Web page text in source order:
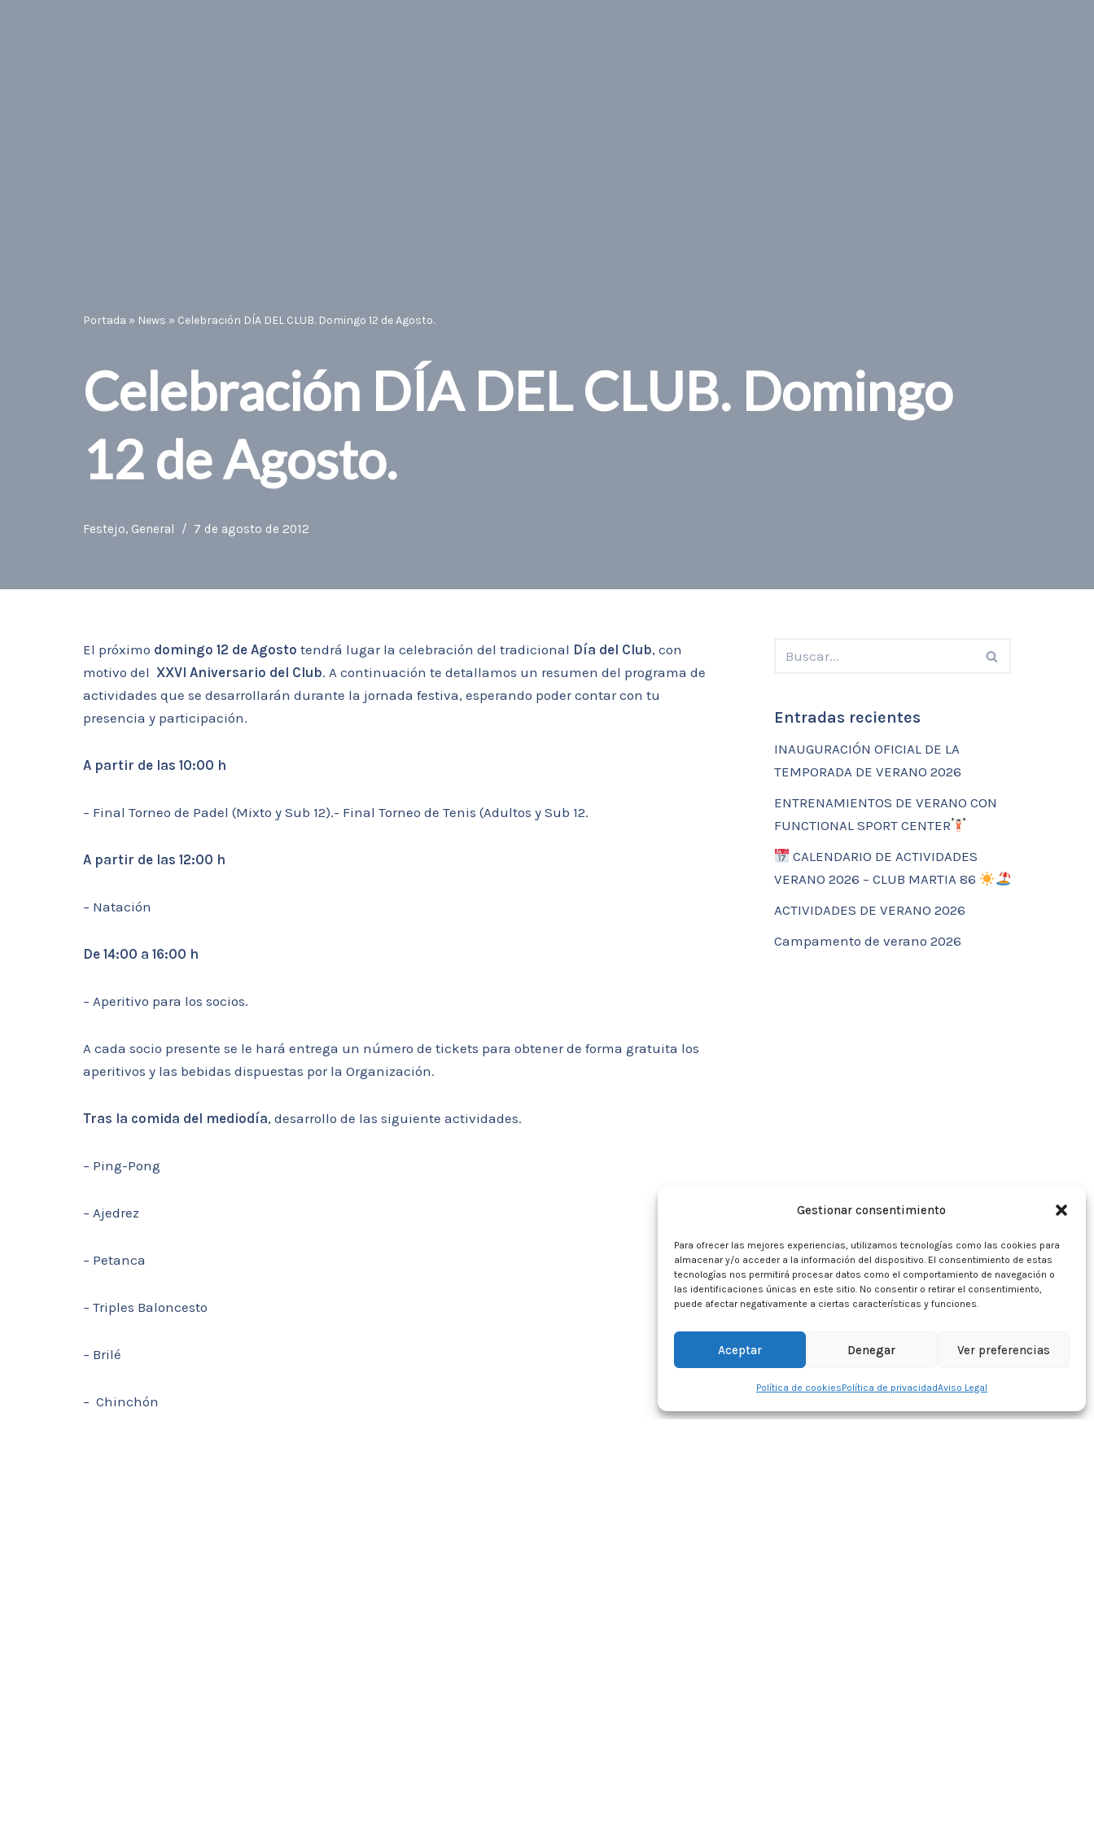
Gestionar consentimiento
Para ofrecer las mejores experiencias, utilizamos tecnologías como las cookies para
almacenar y/o acceder a la información del dispositivo. El consentimiento de estas
tecnologías nos permitirá procesar datos como el comportamiento de navegación o
las identificaciones únicas en este sitio. No consentir o retirar el consentimiento,
puede afectar negativamente a ciertas características y funciones.
Aceptar Denegar Ver preferencias
Política de cookiesPolítica de privacidadAviso Legal
Portada » News » Celebración DÍA DEL CLUB. Domingo 12 de Agosto.
Celebración DÍA DEL CLUB. Domingo
12 de Agosto.
Festejo, General 7 de agosto de 2012
El próximo domingo 12 de Agosto tendrá lugar la celebración del tradicional Día del Club, con
motivo del XXVI Aniversario del Club. A continuación te detallamos un resumen del programa de
actividades que se desarrollarán durante la jornada festiva, esperando poder contar con tu
presencia y participación.
A partir de las 10:00 h
– Final Torneo de Padel (Mixto y Sub 12).- Final Torneo de Tenis (Adultos y Sub 12.
A partir de las 12:00 h
– Natación
De 14:00 a 16:00 h
– Aperitivo para los socios.
A cada socio presente se le hará entrega un número de tickets para obtener de forma gratuita los
aperitivos y las bebidas dispuestas por la Organización.
Tras la comida del mediodía, desarrollo de las siguiente actividades.
– Ping-Pong
– Ajedrez
– Petanca
– Triples Baloncesto
– Brilé
– Chinchón
Entradas recientes
INAUGURACIÓN OFICIAL DE LA
TEMPORADA DE VERANO 2026
ENTRENAMIENTOS DE VERANO CON
FUNCTIONAL SPORT CENTER
CALENDARIO DE ACTIVIDADES
VERANO 2026 – CLUB MARTIA 86
ACTIVIDADES DE VERANO 2026
Campamento de verano 2026